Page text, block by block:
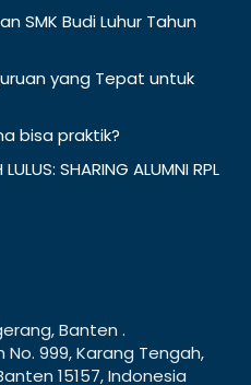
SMK Budi Luhur Tahun
yang Tepat untuk
bisa praktik?
SHARING ALUMNI RPL
Banten .
999, Karang Tengah,
15157, Indonesia